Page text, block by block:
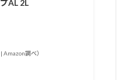
AL 2L
調べ）